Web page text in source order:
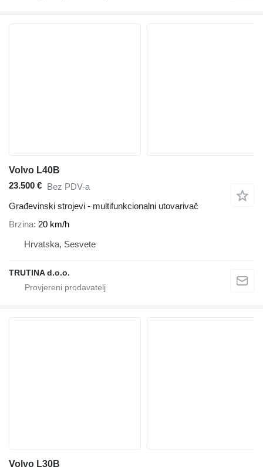
Volvo L40B
23.500 € Bez PDV-a
Građevinski strojevi - multifunkcionalni utovarivač
Brzina 20 km/h
Hrvatska, Sesvete
TRUTINA d.o.o.
Volvo L30B